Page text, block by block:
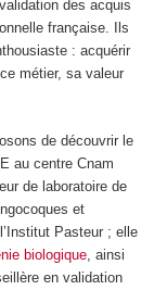
des acquis
française. Ils
: acquérir
métier, sa valeur
de découvrir le
au centre Cnam
de laboratoire de
et
Pasteur ; elle
biologique, ainsi
en validation